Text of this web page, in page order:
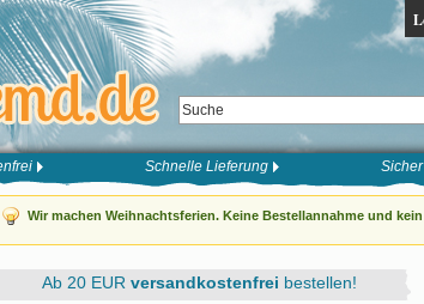
Schnelle Lieferung
Wir machen Weihnachtsferien. Keine Bestellannahme und kein
Ab 20 EUR versandkostenfrei bestellen!